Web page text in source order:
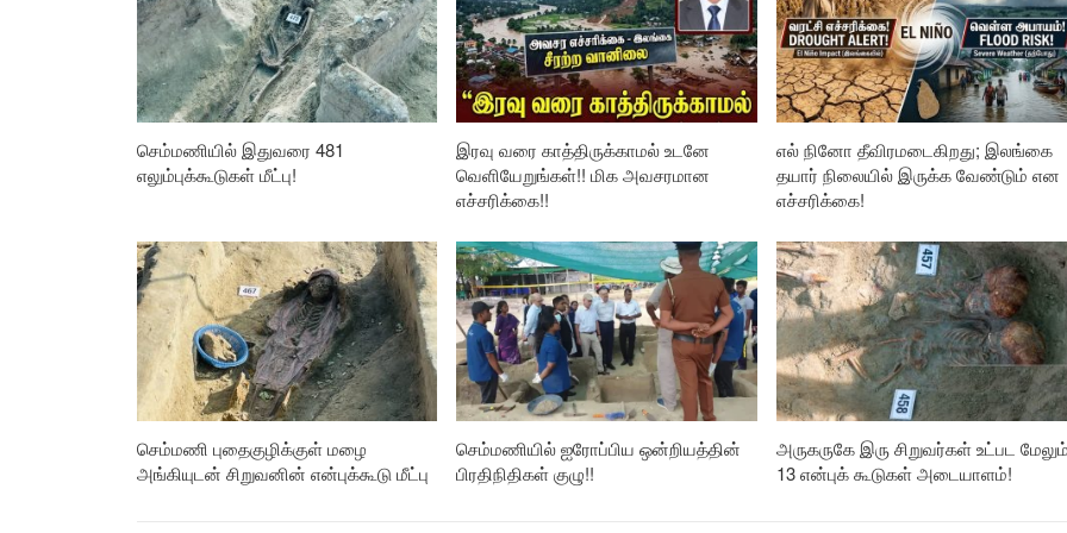
செம்மணியில் இதுவரை 481
எலும்புக்கூடுகள் மீட்பு!
இரவு வரை காத்திருக்காமல் உடனே
வெளியேறுங்கள்!! மிக அவசரமான
எச்சரிக்கை!!
எல் நினோ தீவிரமடைகிறது; இலங்கை
தயார் நிலையில் இருக்க வேண்டும் என
எச்சரிக்கை!
செம்மணி புதைகுழிக்குள் மழை
அங்கியுடன் சிறுவனின் என்புக்கூடு மீட்பு
செம்மணியில் ஐரோப்பிய ஒன்றியத்தின்
பிரதிநிதிகள் குழு!!
அருகருகே இரு சிறுவர்கள் உட்பட
13 என்புக் கூடுகள் அடையாளம்!